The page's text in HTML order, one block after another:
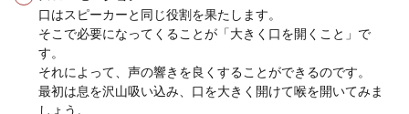
口はスピーカーと同じ役割を果たします。
そこで必要になってくることが「大きく口を開くこと」で
す。
それによって、声の響きを良くすることができるのです。
最初は息を沢山吸い込み、口を大きく開けて喉を開いてみま
しょう。